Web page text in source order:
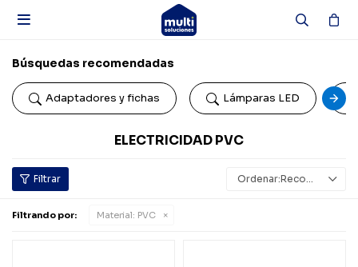

Búsquedas recomendadas
Adaptadores y fichas Lámparas LED
ELECTRICIDAD PVC
Recomendados
Filtrando por: Material: PVC